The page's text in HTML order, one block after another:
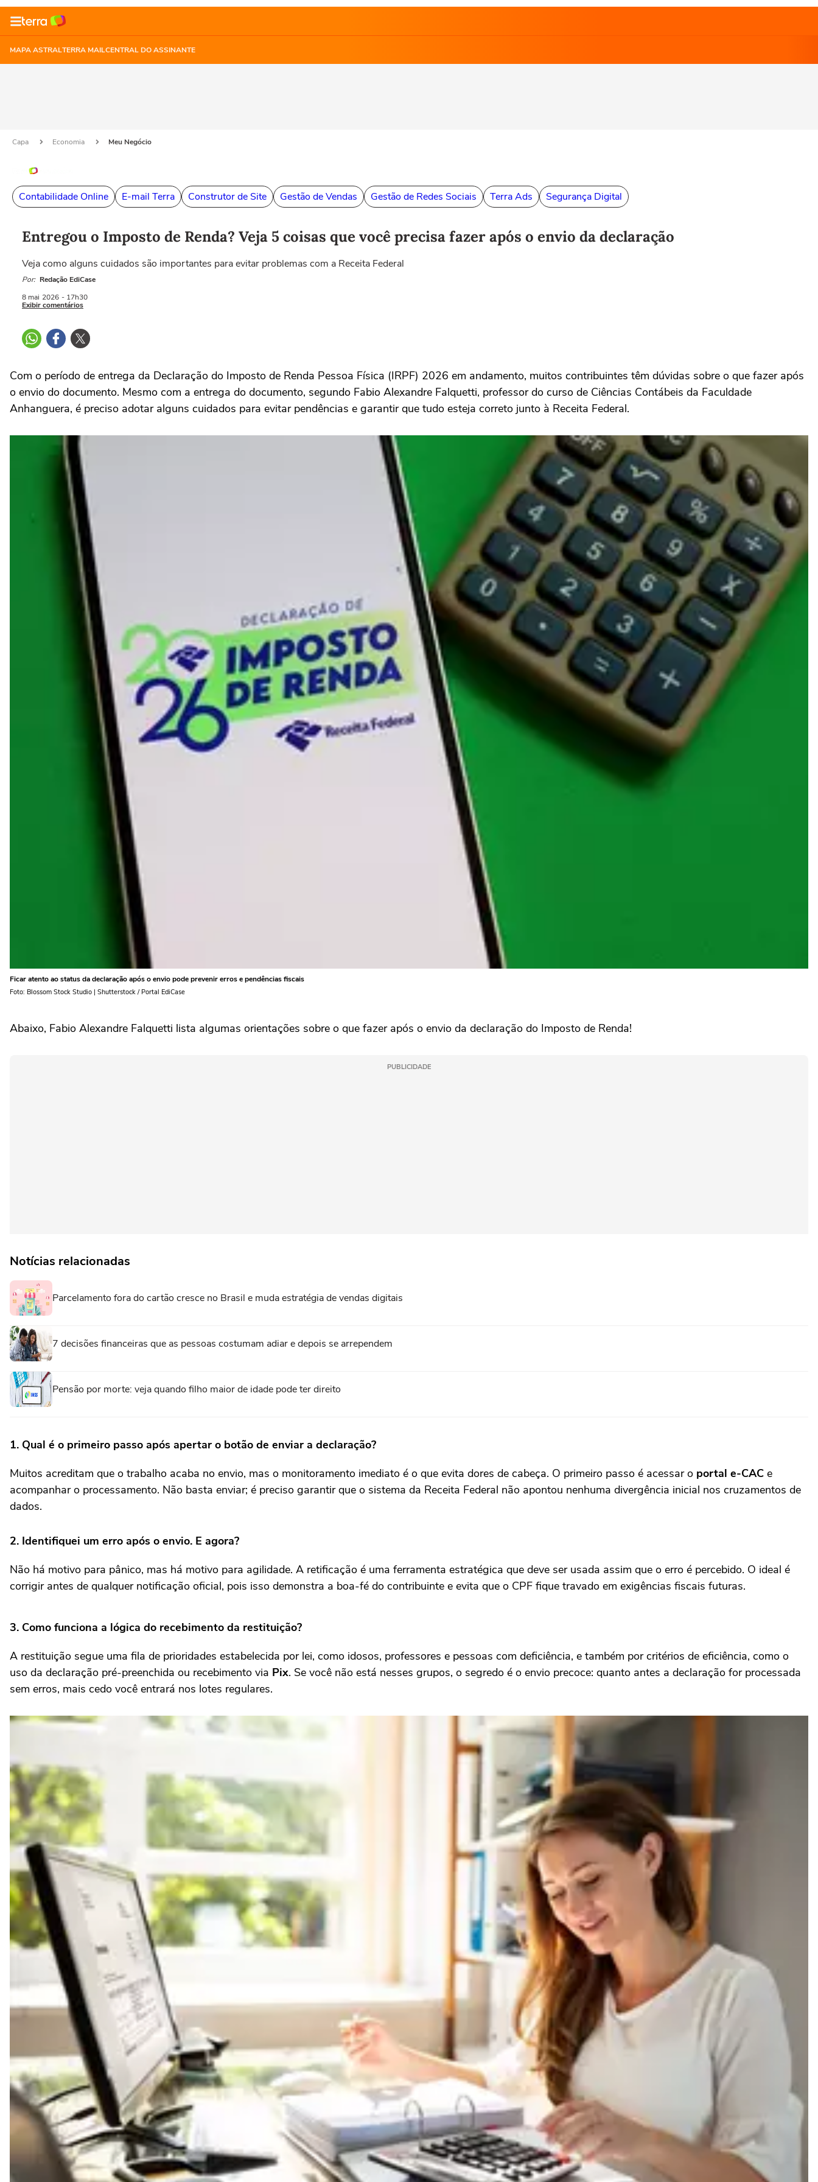
MAPA ASTRALTERRA MAILCENTRAL DO ASSINANTE
Capa Economia Meu Negócio
Contabilidade Online E-mail Terra Construtor de Site Gestão de Vendas Gestão de Redes Sociais Terra Ads Segurança Digital
Entregou o Imposto de Renda? Veja 5 coisas que você precisa fazer após o envio da declaração
Veja como alguns cuidados são importantes para evitar problemas com a Receita Federal
Por: Redação EdiCase
8 mai 2026 - 17h30
Exibir comentários
Com o período de entrega da Declaração do Imposto de Renda Pessoa Física (IRPF) 2026 em andamento, muitos contribuintes têm dúvidas sobre o que fazer após
o envio do documento. Mesmo com a entrega do documento, segundo Fabio Alexandre Falquetti, professor do curso de Ciências Contábeis da Faculdade
Anhanguera, é preciso adotar alguns cuidados para evitar pendências e garantir que tudo esteja correto junto à Receita Federal.
Ficar atento ao status da declaração após o envio pode prevenir erros e pendências fiscais
Foto: Blossom Stock Studio | Shutterstock / Portal EdiCase
Abaixo, Fabio Alexandre Falquetti lista algumas orientações sobre o que fazer após o envio da declaração do Imposto de Renda!
PUBLICIDADE
Notícias relacionadas
Parcelamento fora do cartão cresce no Brasil e muda estratégia de vendas digitais
7 decisões financeiras que as pessoas costumam adiar e depois se arrependem
Pensão por morte: veja quando filho maior de idade pode ter direito
1. Qual é o primeiro passo após apertar o botão de enviar a declaração?
Muitos acreditam que o trabalho acaba no envio, mas o monitoramento imediato é o que evita dores de cabeça. O primeiro passo é acessar o portal e-CAC e
acompanhar o processamento. Não basta enviar; é preciso garantir que o sistema da Receita Federal não apontou nenhuma divergência inicial nos cruzamentos de
dados.
2. Identifiquei um erro após o envio. E agora?
Não há motivo para pânico, mas há motivo para agilidade. A retificação é uma ferramenta estratégica que deve ser usada assim que o erro é percebido. O ideal é
corrigir antes de qualquer notificação oficial, pois isso demonstra a boa-fé do contribuinte e evita que o CPF fique travado em exigências fiscais futuras.
3. Como funciona a lógica do recebimento da restituição?
A restituição segue uma fila de prioridades estabelecida por lei, como idosos, professores e pessoas com deficiência, e também por critérios de eficiência, como o
uso da declaração pré-preenchida ou recebimento via Pix. Se você não está nesses grupos, o segredo é o envio precoce: quanto antes a declaração for processada
sem erros, mais cedo você entrará nos lotes regulares.